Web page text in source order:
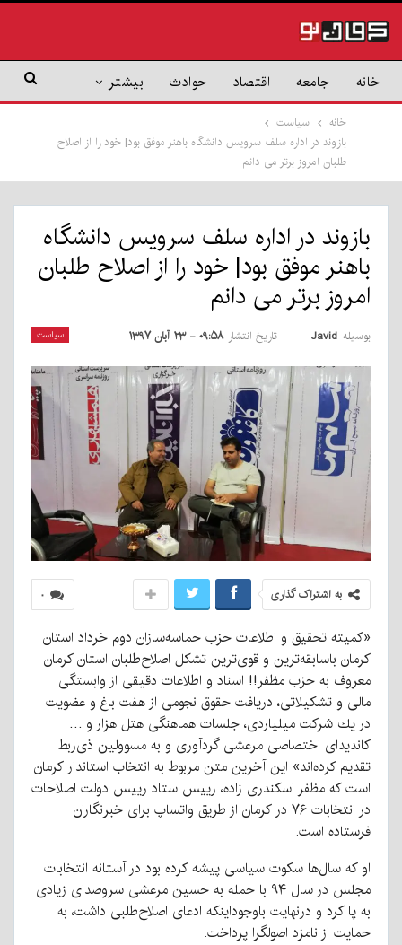
خانه جامعه اقتصاد حوادث بیشتر
خانه
سیاست
بازوند در اداره سلف سرویس دانشگاه باهنر موفق بود| خود را از اصلاح
طلبان امروز برتر می دانم
بازوند در اداره سلف سرویس دانشگاه
باهنر موفق بود| خود را از اصلاح طلبان
امروز برتر می دانم
سیاست بوسیله Javid تاریخ انتشار ۰۹:۵۸ - ۲۳ آبان ۱۳۹۷
۰ به اشتراک گذاری
«كميته تحقيق و اطلاعات حزب حماسه‌سازان دوم خرداد استان
كرمان باسابقه‌ترین و قوى‌ترين تشكل اصلاح‌طلبان استان كرمان
معروف به حزب مظفر!! اسناد و اطلاعات دقيقى از وابستگى
مالى و تشكيلاتى، دريافت حقوق نجومى از هفت باغ و عضويت
در يك شركت ميلياردى، جلسات هماهنگى هتل هزار و …
كانديداى اختصاصى مرعشى گردآورى و به مسوولين ذی‌ربط
تقديم كرده‌اند» این آخرین متن مربوط به انتخاب استاندار کرمان
است که مظفر اسکندری زاده، رییس ستاد رییس دولت اصلاحات
در انتخابات ۷۶ در کرمان از طریق واتساپ برای خبرنگاران
فرستاده است.
او که سال‌ها سکوت سیاسی پیشه کرده بود در آستانه انتخابات
مجلس در سال ۹۴ با حمله به حسین مرعشی سروصدای زیادی
به پا کرد و درنهایت باوجوداینکه ادعای اصلاح‌طلبی داشت، به
حمایت از نامزد اصولگرا پرداخت.